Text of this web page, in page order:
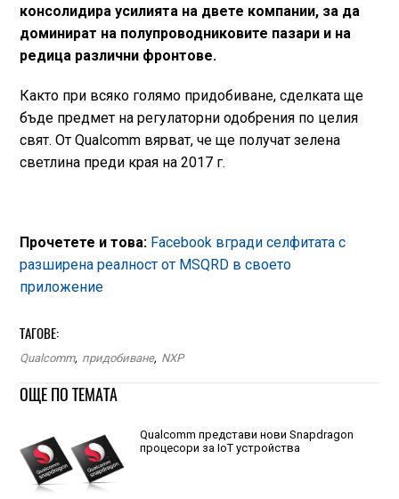
консолидира усилията на двете компании, за да
доминират на полупроводниковите пазари и на
редица различни фронтове.
Както при всяко голямо придобиване, сделката ще
бъде предмет на регулаторни одобрения по целия
свят. От Qualcomm вярват, че ще получат зелена
светлина преди края на 2017 г.
Прочетете и това: Facebook вгради селфитата с
разширена реалност от MSQRD в своето
приложение
ТАГОВЕ:
Qualcomm, придобиване, NXP
ОЩЕ ПО ТЕМАТА
Qualcomm представи нови Snapdragon
процесори за IoT устройства